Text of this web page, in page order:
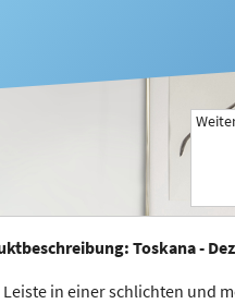
Toskana -
Leiste in einer schlichten und